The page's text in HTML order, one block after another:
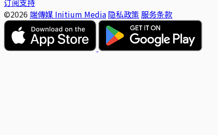
©2026 端傳媒 Initium Media 隐私政策 服务条款